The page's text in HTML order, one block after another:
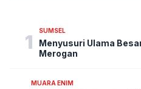
1
SUMSEL
Menyusuri Ulama
Merogan
MUARA ENIM